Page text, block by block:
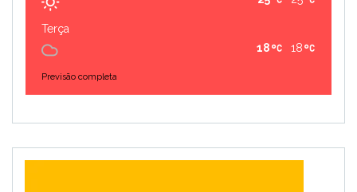
Terça
18
18
Previsão completa